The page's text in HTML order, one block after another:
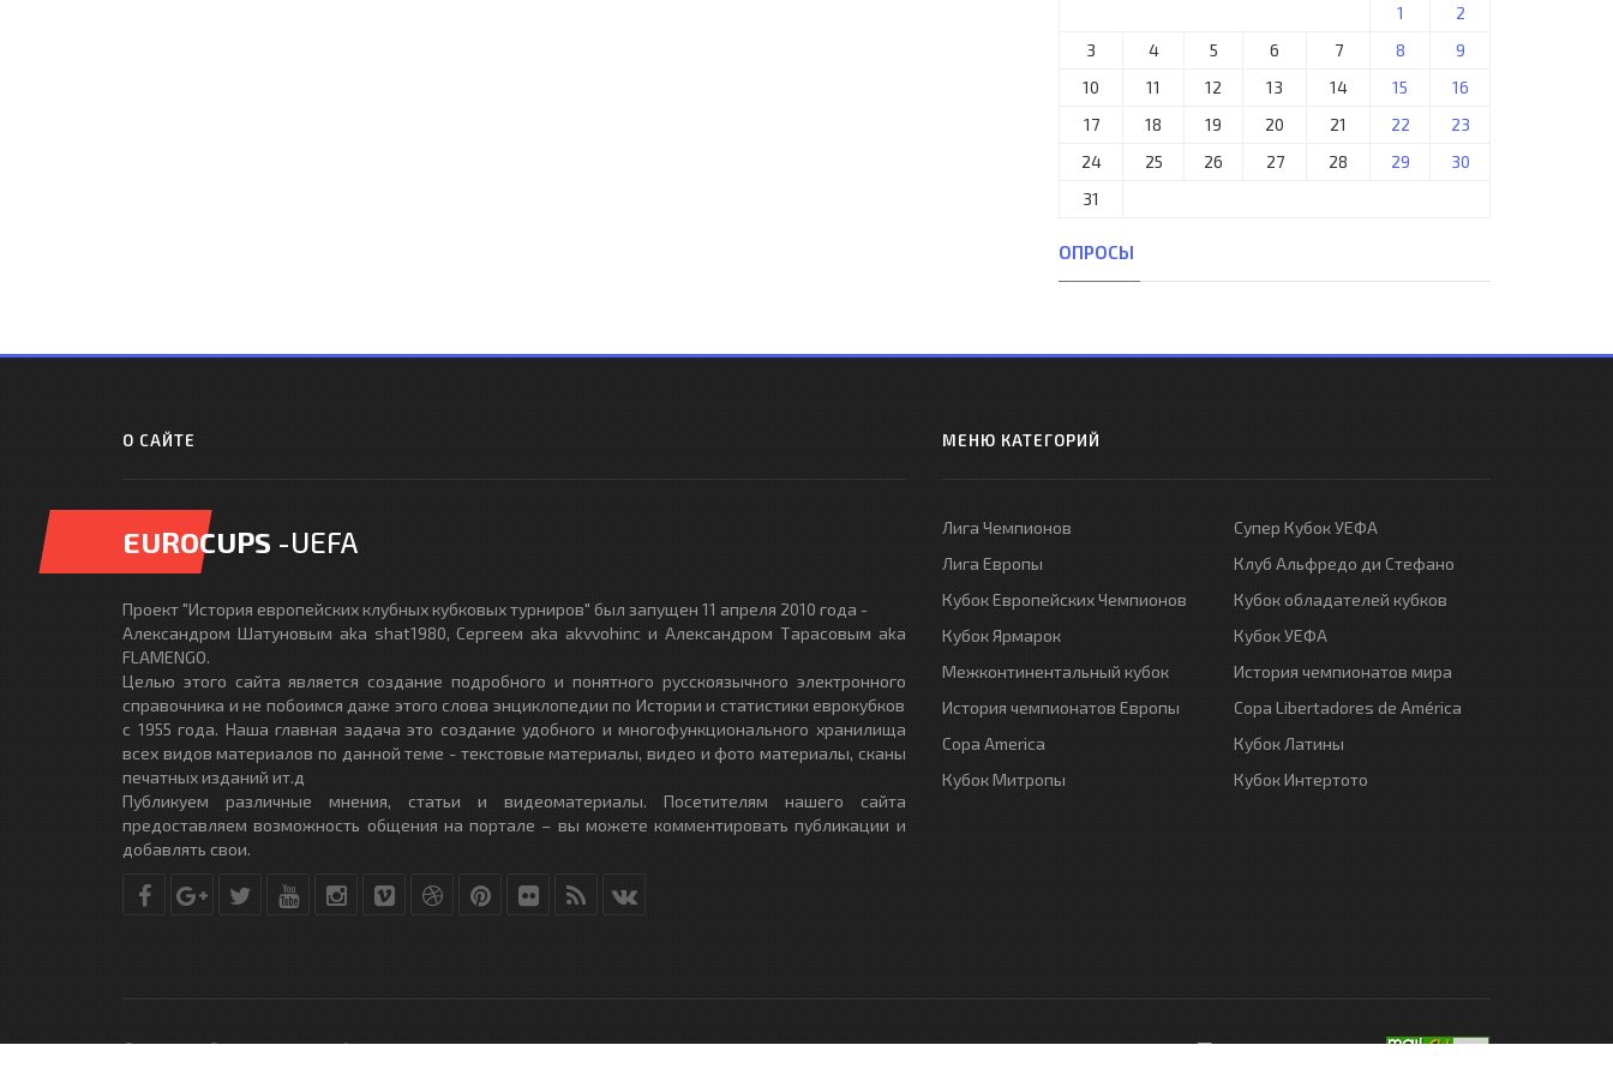
1
2
3
4 5 6 7 8
9
10
11 12 13 14 15
16
17
18 19 20 21 22
23
24
25 26 27 28 29
30
31
ОПРОСЫ
О САЙТЕ
EUROCUPS -UEFA
Проект "История европейских клубных кубковых турниров" был запущен 11 апреля 2010 года -
Александром Шатуновым aka shat1980, Сергеем aka akvvohinc и Александром Тарасовым aka
FLAMENGO.
Целью этого сайта является создание подробного и понятного русскоязычного электронного
справочника и не побоимся даже этого слова энциклопедии по Истории и статистики еврокубков
с 1955 года. Наша главная задача это создание удобного и многофункционального хранилища
всех видов материалов по данной теме - текстовые материалы, видео и фото материалы, сканы
печатных изданий ит.д
Публикуем различные мнения, статьи и видеоматериалы. Посетителям нашего сайта
предоставляем возможность общения на портале – вы можете комментировать публикации и
добавлять свои.
МЕНЮ КАТЕГОРИЙ
Лига Чемпионов
Лига Европы
Кубок Европейских Чемпионов
Кубок Ярмарок
Межконтинентальный кубок
История чемпионатов Европы
Copa America
Кубок Митропы
Супер Кубок УЕФА
Клуб Альфредо ди Стефано
Кубок обладателей кубков
Кубок УЕФА
История чемпионатов мира
Copa Libertadores de América
Кубок Латины
Кубок Интертото
© Copyright © 2010-2017. Разработано студиейDLE-THEME.RU- All Rights Reserved.